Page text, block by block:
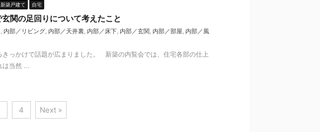
新築戸建て 自宅
関の足回りについて考えたこと
, 内部／リビング, 内部／天井裏, 内部／床下, 内部／玄関, 内部／部屋, 内部／風
っかけで話題が広まりました。 新築の内覧会では、住宅各部の仕上
は当然 ...
4 Next »